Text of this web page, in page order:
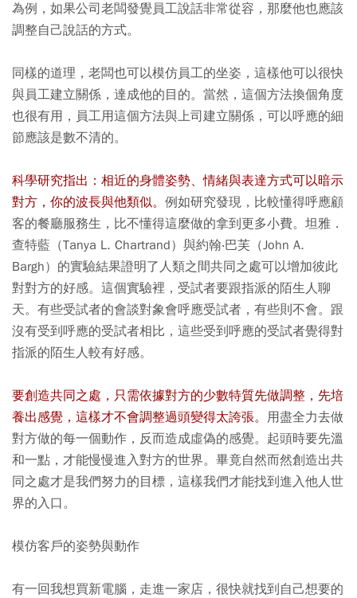
為例，如果公司老闆發覺員工說話非常從容，那麼他也應該
調整自己說話的方式。
同樣的道理，老闆也可以模仿員工的坐姿，這樣他可以很快
與員工建立關係，達成他的目的。當然，這個方法換個角度
也很有用，員工用這個方法與上司建立關係，可以呼應的細
節應該是數不清的。
科學研究指出：相近的身體姿勢、情緒與表達方式可以暗示
對方，你的波長與他類似。 例如研究發現，比較懂得呼應顧
客的餐廳服務生，比不懂得這麼做的拿到更多小費。坦雅．
查特藍（Tanya L. Chartrand）與約翰‧巴芙（John A.
Bargh）的實驗結果證明了人類之間共同之處可以增加彼此
對對方的好感。這個實驗裡，受試者要跟指派的陌生人聊
天。有些受試者的會談對象會呼應受試者，有些則不會。跟
沒有受到呼應的受試者相比，這些受到呼應的受試者覺得對
指派的陌生人較有好感。
要創造共同之處，只需依據對方的少數特質先做調整，先培
養出感覺，這樣才不會調整過頭變得太誇張。 用盡全力去做
對方做的每一個動作，反而造成虛偽的感覺。起頭時要先溫
和一點，才能慢慢進入對方的世界。畢竟自然而然創造出共
同之處才是我們努力的目標，這樣我們才能找到進入他人世
界的入口。
模仿客戶的姿勢與動作
有一回我想買新電腦，走進一家店，很快就找到自己想要的